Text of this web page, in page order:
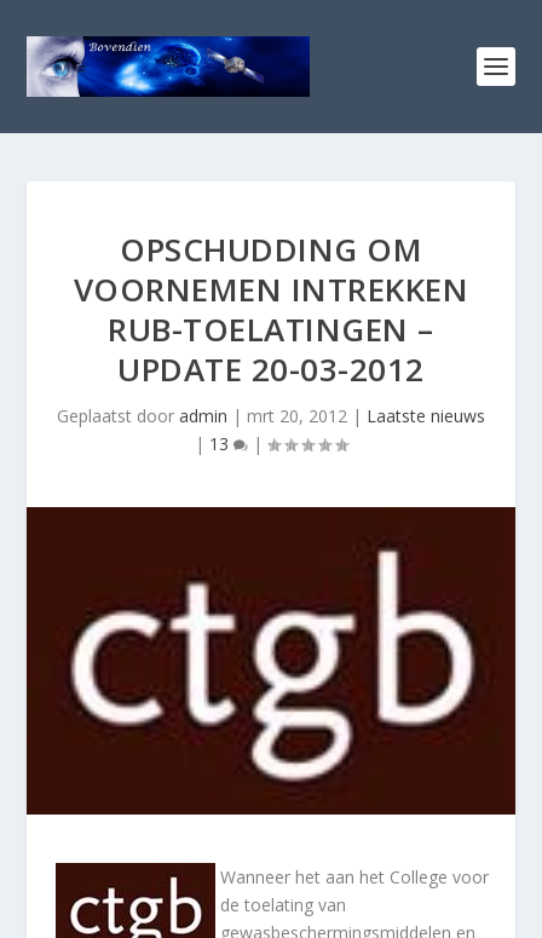
OPSCHUDDING OM
VOORNEMEN INTREKKEN
RUB-TOELATINGEN –
UPDATE 20-03-2012
Geplaatst door admin | mrt 20, 2012 | Laatste nieuws
| 13 |
Wanneer het aan het College voor
de toelating van
gewasbeschermingsmiddelen en